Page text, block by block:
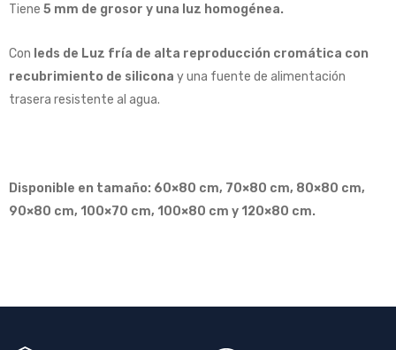
Tiene 5 mm de grosor y una luz homogénea.
Con leds de Luz fría de alta reproducción cromática con
recubrimiento de silicona y una fuente de alimentación
trasera resistente al agua.
Disponible en tamaño: 60×80 cm, 70×80 cm, 80×80 cm,
90×80 cm, 100×70 cm, 100×80 cm y 120×80 cm.